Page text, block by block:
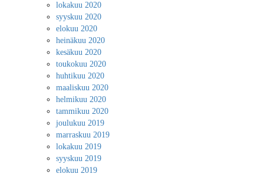
lokakuu 2020
syyskuu 2020
elokuu 2020
heinäkuu 2020
kesäkuu 2020
toukokuu 2020
huhtikuu 2020
maaliskuu 2020
helmikuu 2020
tammikuu 2020
joulukuu 2019
marraskuu 2019
lokakuu 2019
syyskuu 2019
elokuu 2019